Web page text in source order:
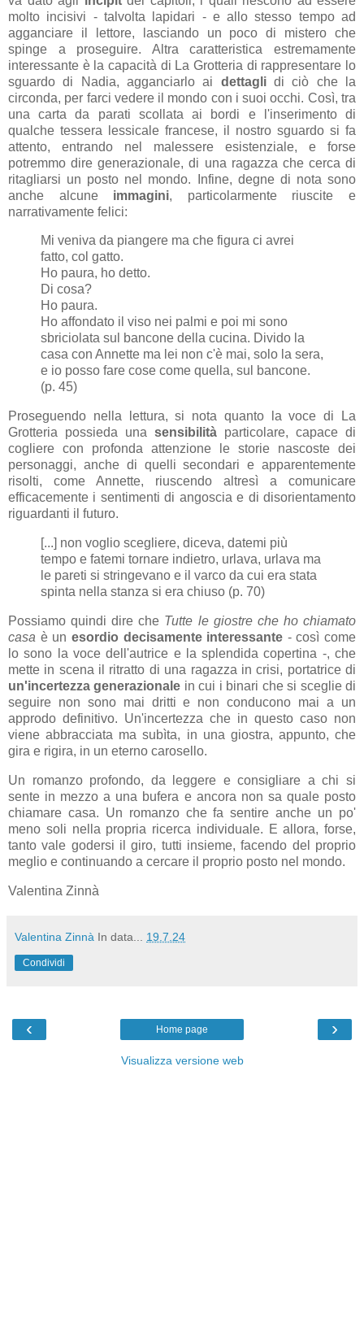
molto incisivi - talvolta lapidari - e allo stesso tempo ad
agganciare il lettore, lasciando un poco di mistero che
spinge a proseguire. Altra caratteristica estremamente
interessante è la capacità di La Grotteria di rappresentare lo
sguardo di Nadia, agganciarlo ai dettaglidi ciò che la
circonda, per farci vedere il mondo con i suoi occhi. Così, tra
una carta da parati scollata ai bordi e l'inserimento di
qualche tessera lessicale francese, il nostro sguardo si fa
attento, entrando nel malessere esistenziale, e forse
potremmo dire generazionale, di una ragazza che cerca di
ritagliarsi un posto nel mondo. Infine, degne di nota sono
anche alcune immagini, particolarmente riuscite e
narrativamente felici:
Mi veniva da piangere ma che figura ci avrei
fatto, col gatto.
Ho paura, ho detto.
Di cosa?
Ho paura.
Ho affondato il viso nei palmi e poi mi sono
sbriciolata sul bancone della cucina. Divido la
casa con Annette ma lei non c'è mai, solo la sera,
e io posso fare cose come quella, sul bancone.
(p. 45)
Proseguendo nella lettura, si nota quanto la voce di La
Grotteria possieda una sensibilità particolare, capace di
cogliere con profonda attenzione le storie nascoste dei
personaggi, anche di quelli secondari e apparentemente
risolti, come Annette, riuscendo altresì a comunicare
efficacemente i sentimenti di angoscia e di disorientamento
riguardanti il futuro.
[...] non voglio scegliere, diceva, datemi più
tempo e fatemi tornare indietro, urlava, urlava ma
le pareti si stringevano e il varco da cui era stata
spinta nella stanza si era chiuso (p. 70)
Possiamo quindi dire che Tutte le giostre che ho chiamato
casa è un esordio decisamente interessante - così come
lo sono la voce dell'autrice e la splendida copertina -, che
mette in scena il ritratto di una ragazza in crisi, portatrice di
un'incertezza generazionale in cui i binari che si sceglie di
seguire non sono mai dritti e non conducono mai a un
approdo definitivo. Un'incertezza che in questo caso non
viene abbracciata ma subìta, in una giostra, appunto, che
gira e rigira, in un eterno carosello.
Un romanzo profondo, da leggere e consigliare a chi si
sente in mezzo a una bufera e ancora non sa quale posto
chiamare casa. Un romanzo che fa sentire anche un po'
meno soli nella propria ricerca individuale. E allora, forse,
tanto vale godersi il giro, tutti insieme, facendo del proprio
meglio e continuando a cercare il proprio posto nel mondo.
Valentina Zinnà
Valentina Zinnà In data... 19.7.24
Condividi
‹ ›
Home page
Visualizza versione web